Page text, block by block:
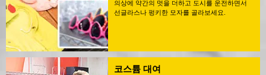
의상에 약간의 멋을 더하고 도시를 운전하면서
선글라스나 펑키한 모자를 골라보세요.
코스튬 대여